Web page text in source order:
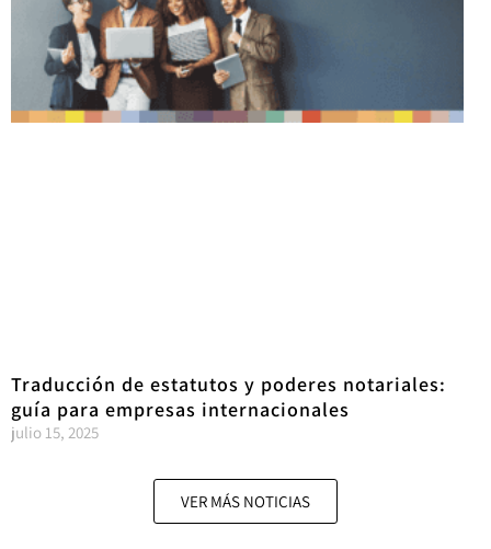
Traducción de estatutos y poderes notariales:
guía para empresas internacionales
julio 15, 2025
VER MÁS NOTICIAS